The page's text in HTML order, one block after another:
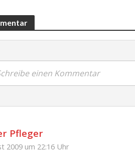
einen Kommentar
Pfleger
2009 um 22:16 Uhr